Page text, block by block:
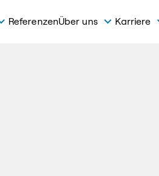
ReferenzenÜber uns Karriere